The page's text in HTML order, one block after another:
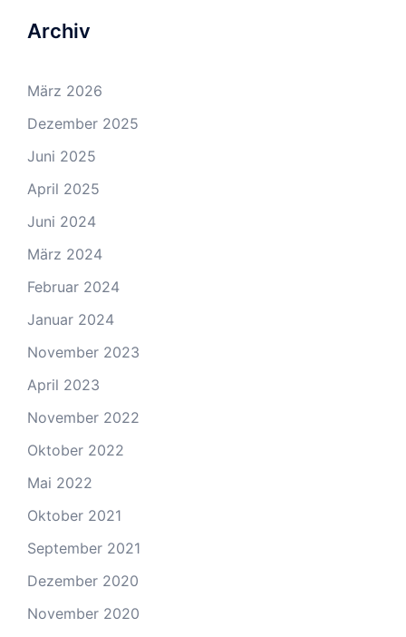
Archiv
März 2026
Dezember 2025
Juni 2025
April 2025
Juni 2024
März 2024
Februar 2024
Januar 2024
November 2023
April 2023
November 2022
Oktober 2022
Mai 2022
Oktober 2021
September 2021
Dezember 2020
November 2020